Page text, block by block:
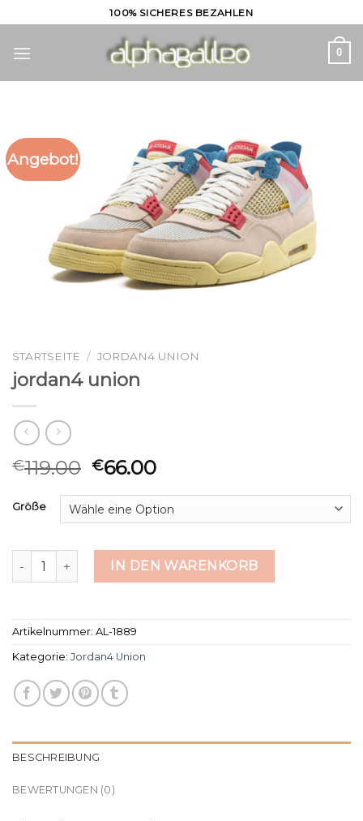
to
content
100% SICHERES BEZAHLEN
0
Angebot!
STARTSEITE / JORDAN4 UNION
jordan4 union
€119.00 €66.00
Größe
jordan4 union MengeIN DEN WARENKORB
Artikelnummer: AL-1889
Kategorie: Jordan4 Union
BESCHREIBUNG
BEWERTUNGEN (0)